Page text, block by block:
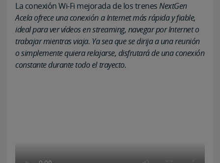
La conexión Wi-Fi mejorada de los trenesNextGen
Acela ofrece una conexión a Internet más rápida y fiable,
ideal para ver vídeos en streaming, navegar por Internet o
trabajar mientras viaja. Ya sea que se dirija a una reunión
o simplemente quiera relajarse, disfrutará de una conexión
constante durante todo el trayecto.